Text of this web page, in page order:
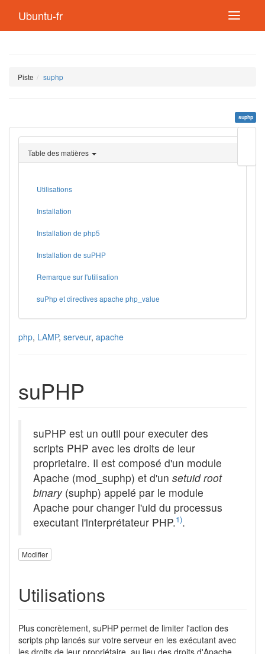
Ubuntu-fr
Piste suphp
suphp
page
Table des matières
Utilisations
Installation
Installation de php5
Installation de suPHP
Remarque sur l'utilisation
suPhp et directives apache php_value
php, LAMP, serveur, apache
suPHP
suPHP est un outil pour executer des
scripts PHP avec les droits de leur
proprietaire. Il est composé d'un module
Apache (mod_suphp) et d'un setuid root
binary(suphp) appelé par le module
Apache pour changer l'uid du processus
executant l'interprétateur PHP.1).
Modifier
Utilisations
Plus concrètement, suPHP permet de limiter l'action des
scripts php lancés sur votre serveur en les exécutant avec